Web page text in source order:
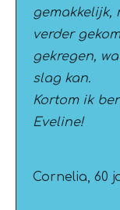
gemakkelijk,
verder
gekregen,
slag kan.
Kortom ik
Eveline!
Cornelia, 60